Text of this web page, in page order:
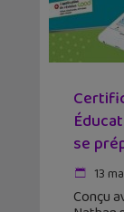
se
13
Conçu